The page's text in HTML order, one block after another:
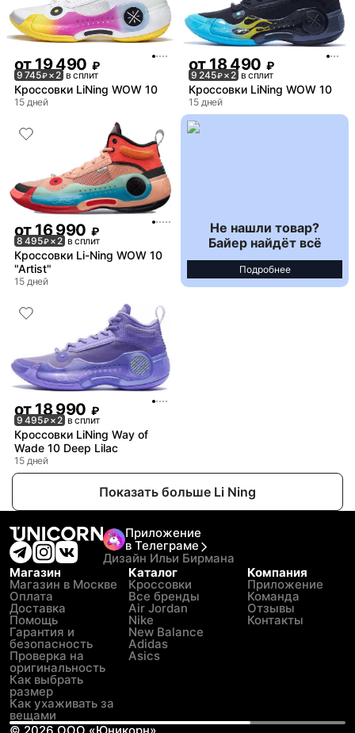
от19 490 ₽
9 745₽× 2 в сплит
Кроссовки LiNing WOW 10
15 дней
от18 490 ₽
9 245₽× 2 в сплит
Кроссовки LiNing WOW 10
15 дней
от16 990 ₽
8 495₽× 2 в сплит
Кроссовки Li-Ning WOW 10
"Artist"
15 дней
Не нашли товар?
Байер найдёт всё
Подробнее
от 18 990 ₽
9 495₽× 2 в сплит
Кроссовки LiNing Way of
Wade 10 Deep Lilac
15 дней
Показать больше Li Ning
Приложение
в Телеграме
Дизайн Ильи Бирмана
Магазин
Магазин в Москве
Оплата
Доставка
Помощь
Гарантия и
безопасность
Проверка на
оригинальность
Как выбрать
размер
Как ухаживать за
вещами
Каталог
Кроссовки
Все бренды
Air Jordan
Nike
New Balance
Adidas
Asics
Компания
Приложение
Команда
Отзывы
Контакты
© 2026 ООО «Юникорн»